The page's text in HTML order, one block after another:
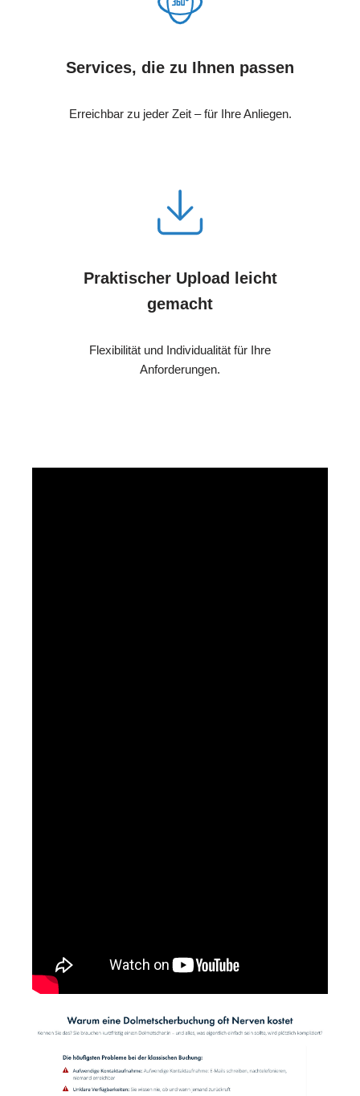
Services, die zu Ihnen passen
Erreichbar zu jeder Zeit – für Ihre Anliegen.
Praktischer Upload leicht
gemacht
Flexibilität und Individualität für Ihre
Anforderungen.